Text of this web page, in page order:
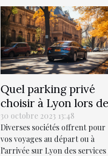
Quel parking privé
choisir à Lyon lors de
vos voyages ?
30 octobre 2023 13:48
Diverses sociétés offrent pour
vos voyages au départ ou à
l’arrivée sur Lyon des services